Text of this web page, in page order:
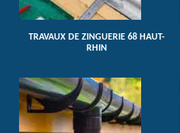
TRAVAUX DE ZINGUERIE 68 HAUT-
RHIN